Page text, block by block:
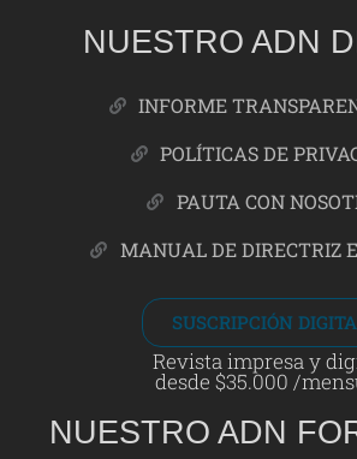
NUESTRO ADN
INFORME
POLÍTICAS DE
PAUTA CON
MANUAL DE DIRECTRIZ
SUSCRIPCIÓN
Revista impresa y
desde $35.000 /
NUESTRO ADN